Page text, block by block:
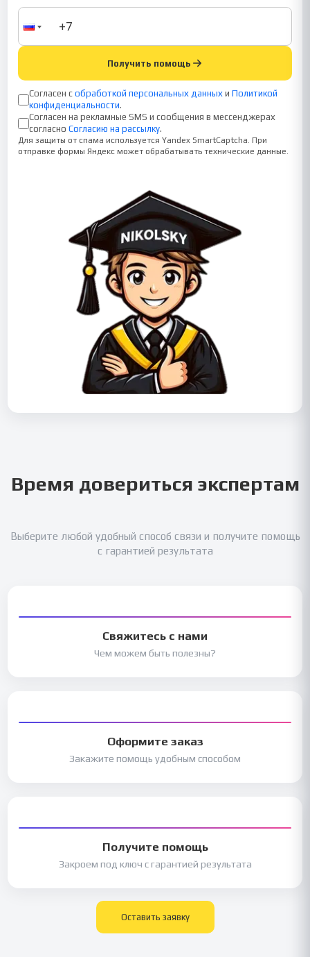
Получить помощь
Согласен с обработкой персональных данных и Политикой
конфиденциальности.
Согласен на рекламные SMS и сообщения в мессенджерах
согласно Согласию на рассылку.
Для защиты от спама используется Yandex SmartCaptcha. При
отправке формы Яндекс может обрабатывать технические данные.
Время довериться экспертам
Выберите любой удобный способ связи и получите помощь
с гарантией результата
Свяжитесь с нами
Чем можем быть полезны?
Оформите заказ
Закажите помощь удобным способом
Получите помощь
Закроем под ключ с гарантией результата
Оставить заявку